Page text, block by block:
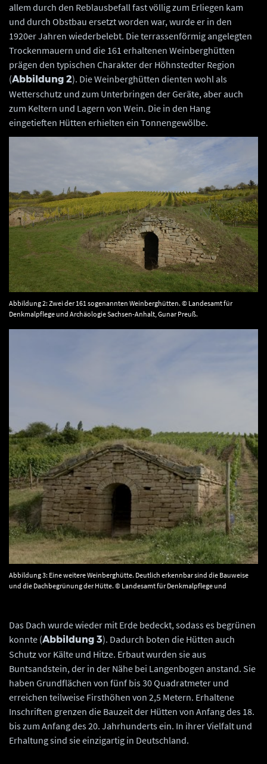
allem durch den Reblausbefall fast völlig zum Erliegen kam
und durch Obstbau ersetzt worden war, wurde er in den
1920er Jahren wiederbelebt. Die terrassenförmig angelegten
Trockenmauern und die 161 erhaltenen Weinberghütten
prägen den typischen Charakter der Höhnstedter Region
(Abbildung 2). Die Weinberghütten dienten wohl als
Wetterschutz und zum Unterbringen der Geräte, aber auch
zum Keltern und Lagern von Wein. Die in den Hang
eingetieften Hütten erhielten ein Tonnengewölbe.
Abbildung 2: Zwei der 161 sogenannten Weinberghütten. © Landesamt für
Denkmalpflege und Archäologie Sachsen-Anhalt, Gunar Preuß.
Abbildung 3: Eine weitere Weinberghütte. Deutlich erkennbar sind die Bauweise
und die Dachbegrünung der Hütte. © Landesamt für Denkmalpflege und
Das Dach wurde wieder mit Erde bedeckt, sodass es begrünen
konnte (Abbildung 3). Dadurch boten die Hütten auch
Schutz vor Kälte und Hitze. Erbaut wurden sie aus
Buntsandstein, der in der Nähe bei Langenbogen anstand. Sie
haben Grundflächen von fünf bis 30 Quadratmeter und
erreichen teilweise Firsthöhen von 2,5 Metern. Erhaltene
Inschriften grenzen die Bauzeit der Hütten von Anfang des 18.
bis zum Anfang des 20. Jahrhunderts ein. In ihrer Vielfalt und
Erhaltung sind sie einzigartig in Deutschland.